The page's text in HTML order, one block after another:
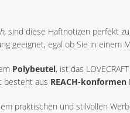
, sind diese Haftnotizen perfekt
geeignet, egal ob Sie in einem
Polybeutel, ist das
besteht aus REACH-
praktischen und stilvollen